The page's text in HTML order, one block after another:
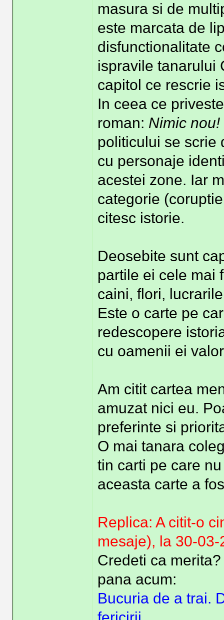
masura si de
este marcata de
disfunctionalitate
ispravile tanarului
capitol ce rescrie
In ceea ce
roman: Nimic nou!
politicului se scrie
cu personaje
acestei zone. Iar
categorie
citesc istorie.
Deosebite sunt
partile ei cele mai
caini, flori,
Este o carte pe
redescopere
cu oamenii ei
Am citit cartea
amuzat nici eu.
preferinte si
O mai tanara
tin carti pe care
aceasta carte a
Replica: A citit-o
mesaje), la 30-03-
Credeti ca
pana acum:
Bucuria de a trai.